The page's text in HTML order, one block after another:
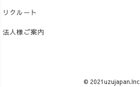
リクルート
法人様ご案内
© 2021uzujapan.Inc